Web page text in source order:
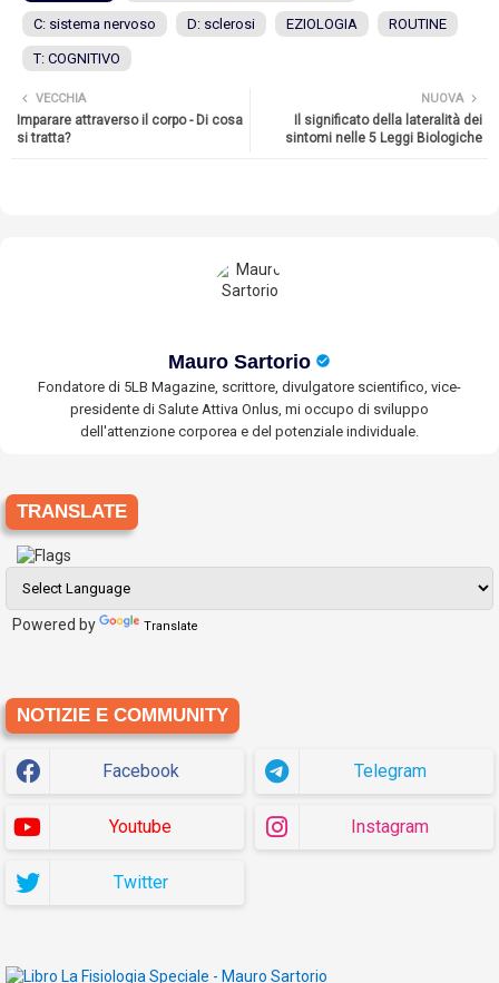
C: sistema nervoso D: sclerosi EZIOLOGIA ROUTINE
T: COGNITIVO
NUOVA
Il significato della lateralità dei
sintomi nelle 5 Leggi Biologiche
VECCHIA
Imparare attraverso il corpo - Di cosa
si tratta?
Mauro Sartorio
Fondatore di 5LB Magazine, scrittore, divulgatore scientifico, vice-
presidente di Salute Attiva Onlus, mi occupo di sviluppo
dell'attenzione corporea e del potenziale individuale.
TRANSLATE
Powered by Translate
NOTIZIE E COMMUNITY
Facebook Telegram
Youtube Instagram
Twitter